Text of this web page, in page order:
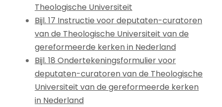
Theologische Universiteit
Bijl. 17 Instructie voor deputaten-curatoren
van de Theologische Universiteit van de
gereformeerde kerken in Nederland
Bijl. 18 Ondertekeningsformulier voor
deputaten-curatoren van de Theologische
Universiteit van de gereformeerde kerken
in Nederland